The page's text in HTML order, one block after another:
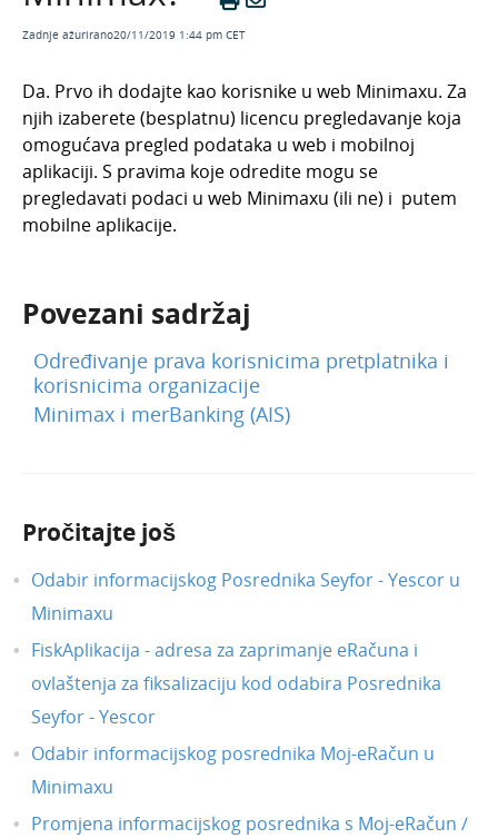
Naplaćuje li se dodatno pregledavanje preko
mobilne aplikacije?
U Minimax se prijavljujem s digitalnim
certifikatom. Trebam li certifikat i za mobilnu
aplikaciju?
Možemo li kao računovodstveni omogućiti
Kako možemo poboljšati kvalitetu slike računa
koje šaljemo putem mobilne aplikacije u
Previše ste puta upisali pogrešnu lozinku kod
prijave u mobilnu aplikaciju?
Zadnje ažurirano20/11/2019 1:44 pm CET
Da. Prvo ih dodajte kao korisnike u web Minimaxu. Za
njih izaberete (besplatnu) licencu pregledavanje koja
omogućava pregled podataka u web i mobilnoj
aplikaciji. S pravima koje odredite mogu se
pregledavati podaci u web Minimaxu (ili ne) i putem
mobilne aplikacije.
Povezani sadržaj
Određivanje prava korisnicima pretplatnika i
korisnicima organizacije
Minimax i merBanking (AIS)
Pročitajte još
Odabir informacijskog Posrednika Seyfor - Yescor u
Minimaxu
FiskAplikacija - adresa za zaprimanje eRačuna i
ovlaštenja za fiksalizaciju kod odabira Posrednika
Seyfor - Yescor
Odabir informacijskog posrednika Moj-eRačun u
Minimaxu
Promjena informacijskog posrednika s Moj-eRačun /